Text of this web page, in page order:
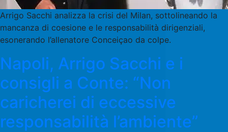
Arrigo Sacchi analizza la crisi del Milan, sottolineando la
mancanza di coesione e le responsabilità dirigenziali,
esonerando l’allenatore Conceiçao da colpe.
Napoli, Arrigo Sacchi e i
consigli a Conte: “Non
caricherei di eccessive
responsabilità l’ambiente”